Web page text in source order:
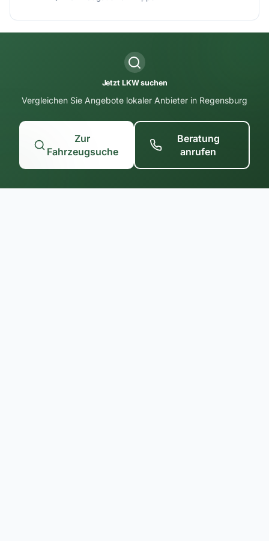
Jetzt LKW suchen
Vergleichen Sie Angebote lokaler Anbieter in Regensburg
Zur
Fahrzeugsuche
Beratung
anrufen